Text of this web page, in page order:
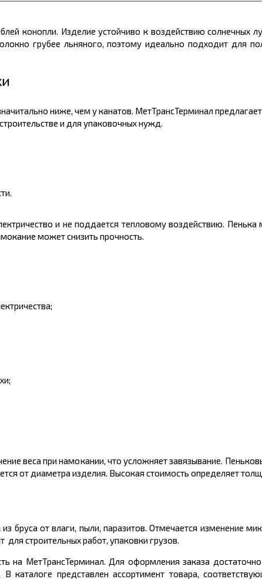
конопли. Изделие устойчиво к воздействию солнечных
грубее льняного, поэтому идеально подходит для
ниже, чем у канатов. МетТрансТерминал
и для упаковочных нужд.
и не поддается тепловому воздействию.
может снизить прочность.
веса при намокании, что усложняет завязывание.
от диаметра изделия. Высокая стоимость определяет
от влаги, пыли, паразитов. Отмечается изменение
строительных работ, упаковки грузов.
на МетТрансТерминал. Для оформления заказа
каталоге представлен ассортимент товара,